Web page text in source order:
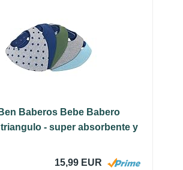
Baberos Bebe Babero
- super absorbente y
15,99 EUR